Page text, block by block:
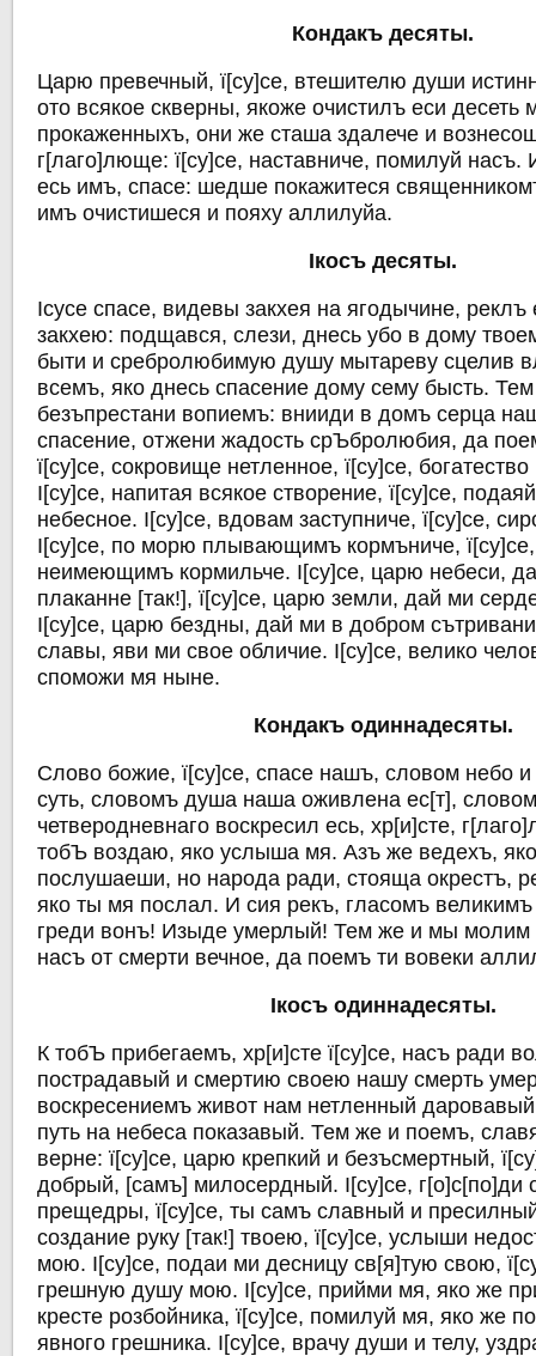
Кондакъ десяты.
Царю превечный, ї[су]се, втешителю души
ото всякое скверны, якоже очистилъ еси десеть
прокаженныхъ, они же сташа здалече и
г[лаго]люще: ї[су]се, наставниче, помилуй насъ.
есь имъ, спасе: шедше покажитеся
имъ очистишеся и пояху аллилуйа.
Iкосъ десяты.
Iсусе спасе, видевы закхея на ягодычине, реклъ
закхею: подщався, слези, днесь убо в дому
быти и сребролюбимую душу мытареву сцелив
всемъ, яко днесь спасение дому сему бысть.
безъпрестани вопиемъ: внииди в домъ серца
спасение, отжени жадость срЪбролюбия, да
ї[су]се, сокровище нетленное, ї[су]се,
I[су]се, напитая всякое створение, ї[су]се,
небесное. I[су]се, вдовам заступниче, ї[су]се,
I[су]се, по морю плывающимъ кормъниче,
неимеющимъ кормильче. I[су]се, царю небеси,
плаканне [так!], ї[су]се, царю земли, дай ми
I[су]се, царю бездны, дай ми в добром
славы, яви ми свое обличие. I[су]се, велико
споможи мя ныне.
Кондакъ одиннадесяты.
Слово божие, ї[су]се, спасе нашъ, словом небо
суть, словомъ душа наша оживлена ес[т],
четверодневнаго воскресил есь, хр[и]сте,
тобЪ воздаю, яко услыша мя. Азъ же ведехъ,
послушаеши, но народа ради, стояща окрестъ,
яко ты мя послал. И сия рекъ, гласомъ
греди вонъ! Изыде умерлый! Тем же и мы молим
насъ от смерти вечное, да поемъ ти вовеки
Iкосъ одиннадесяты.
К тобЪ прибегаемъ, хр[и]сте ї[су]се, насъ ради
пострадавый и смертию своею нашу смерть
воскресениемъ живот нам нетленный
путь на небеса показавый. Тем же и поемъ,
верне: ї[су]се, царю крепкий и безъсмертный,
добрый, [самъ] милосердный. I[су]се, г[о]с[по]ди
прещедры, ї[су]се, ты самъ славный и
создание руку [так!] твоею, ї[су]се, услыши
мою. I[су]се, подаи ми десницу св[я]тую свою,
грешную душу мою. I[су]се, прийми мя, яко же
кресте розбойника, ї[су]се, помилуй мя, яко же
явного грешника. I[су]се, врачу души и телу,